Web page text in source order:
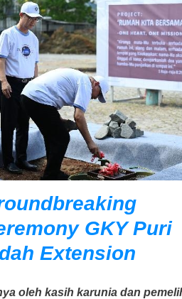
masih berubah-ubah antara
GKY Puri
Extension
oleh kasih karunia dan